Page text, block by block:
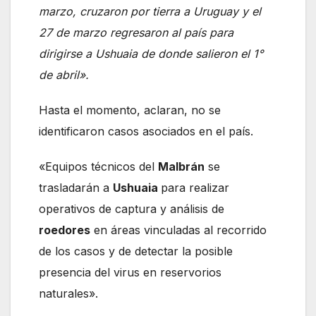
marzo, cruzaron por tierra a Uruguay y el
27 de marzo regresaron al país para
dirigirse a Ushuaia de donde salieron el 1°
de abril».
Hasta el momento, aclaran, no se
identificaron casos asociados en el país.
«Equipos técnicos del Malbrán se
trasladarán a Ushuaia para realizar
operativos de captura y análisis de
roedores en áreas vinculadas al recorrido
de los casos y de detectar la posible
presencia del virus en reservorios
naturales».